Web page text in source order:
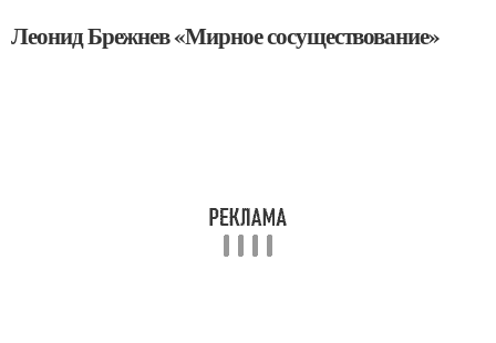
Леонид Брежнев «Мирное сосуществование»